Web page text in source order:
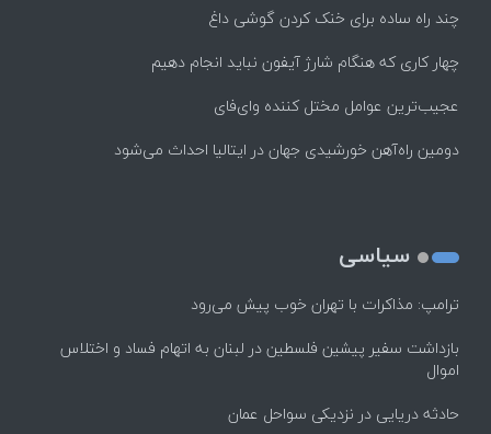
چند راه‌ ساده برای خنک کردن گوشی داغ
چهار کاری که هنگام شارژ آیفون نباید انجام دهیم
عجیب‌ترین عوامل مختل کننده وای‌فای
دومین راه‌آهن خورشیدی جهان در ایتالیا احداث می‌شود
سیاسی
ترامپ: مذاکرات با تهران خوب پیش می‌رود
بازداشت سفیر پیشین فلسطین در لبنان به اتهام فساد و اختلاس
اموال
حادثه دریایی در نزدیکی سواحل عمان